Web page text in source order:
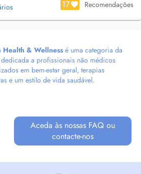
NAD125 Energie plus)
liver support)
17 Recomendações
Health & Wellness é uma categoria da
a profissionais não médicos
em bem-estar geral, terapias
e um estilo de vida saudável.
Aceda às nossas FAQ ou
contacte-nos